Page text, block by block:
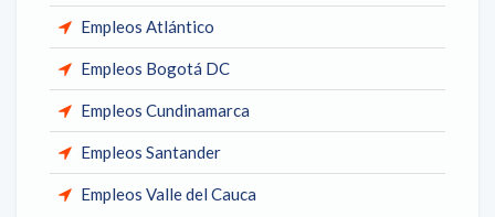
Empleos Atlántico
Empleos Bogotá DC
Empleos Cundinamarca
Empleos Santander
Empleos Valle del Cauca